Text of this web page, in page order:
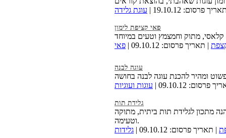
פרסום: 19.10.12 | עוגת גלידה
פאי קציפת לימון
| תאריך פרסום: 09.10.12 | פאי
עוגה לבנה
פרסום: 09.10.12 | עוגות ועוגיות
גלידת תות
מתכון לגלידת תות ביתית, מתוקה
וטעימה.
| תאריך פרסום: 09.10.12 | גלידות